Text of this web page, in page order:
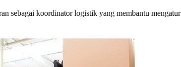
sebagai koordinator logistik yang membantu